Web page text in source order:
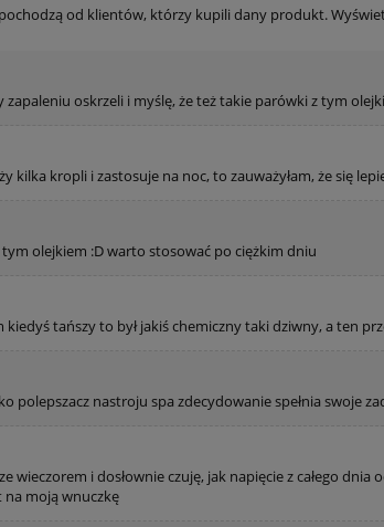
od klientów, którzy kupili dany produkt.
zapaleniu oskrzeli i myślę, że też takie parówki z tym
kilka kropli i zastosuje na noc, to zauważyłam, że się
olejkiem :D warto stosować po ciężkim dniu
kiedyś tańszy to był jakiś chemiczny taki dziwny, a ten
polepszacz nastroju spa zdecydowanie spełnia swoje
wieczorem i dosłownie czuję, jak napięcie z całego
na moją wnuczkę